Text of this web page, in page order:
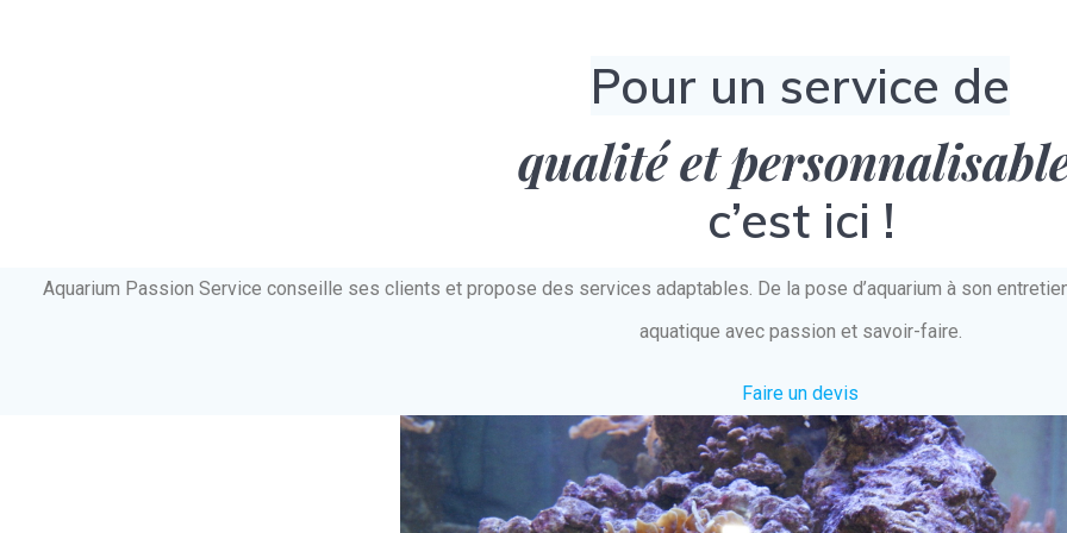
Pour un service de
qualité et
c’est ici !
Aquarium Passion Service conseille ses clients et propose des services adaptables. De la pose d’aquarium à son
aquatique avec passion et savoir-faire.
Faire un devis